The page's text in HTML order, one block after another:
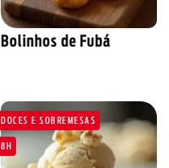
Bolinhos de Fubá
DOCES E SOBREMESAS
8H